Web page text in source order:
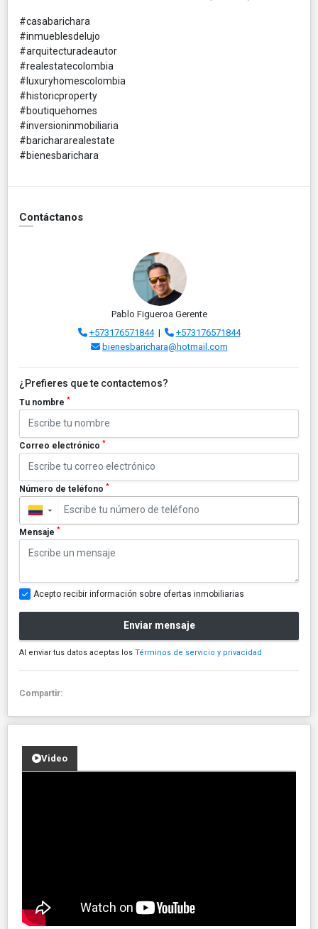
#casabarichara
#inmueblesdelujo
#arquitecturadeautor
#realestatecolombia
#luxuryhomescolombia
#historicproperty
#boutiquehomes
#inversioninmobiliaria
#barichararealestate
#bienesbarichara
Contáctanos
Pablo Figueroa Gerente
+573176571844|
+573176571844
bienesbarichara@hotmail.com
¿Prefieres que te contactemos?
Tu nombre *
Correo electrónico *
Número de teléfono *
▼
Mensaje *
Acepto recibir información sobre ofertas inmobiliarias
Enviar mensaje
Al enviar tus datos aceptas los Términos de servicio y privacidad
Compartir:
Video